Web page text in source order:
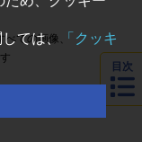
べての画像、
目次
ては、
「クッキ